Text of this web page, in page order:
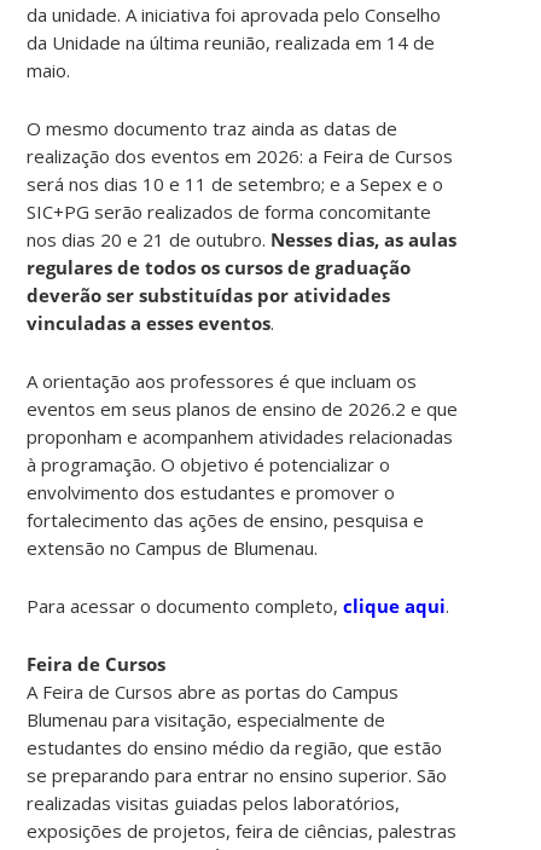
da unidade. A iniciativa foi aprovada pelo Conselho
da Unidade na última reunião, realizada em 14 de
maio.
O mesmo documento traz ainda as datas de
realização dos eventos em 2026: a Feira de Cursos
será nos dias 10 e 11 de setembro; e a Sepex e o
SIC+PG serão realizados de forma concomitante
nos dias 20 e 21 de outubro. Nesses dias, as aulas
regulares de todos os cursos de graduação
deverão ser substituídas por atividades
vinculadas a esses eventos.
A orientação aos professores é que incluam os
eventos em seus planos de ensino de 2026.2 e que
proponham e acompanhem atividades relacionadas
à programação. O objetivo é potencializar o
envolvimento dos estudantes e promover o
fortalecimento das ações de ensino, pesquisa e
extensão no Campus de Blumenau.
Para acessar o documento completo,clique aqui.
Feira de Cursos
A Feira de Cursos abre as portas do Campus
Blumenau para visitação, especialmente de
estudantes do ensino médio da região, que estão
se preparando para entrar no ensino superior. São
realizadas visitas guiadas pelos laboratórios,
exposições de projetos, feira de ciências, palestras